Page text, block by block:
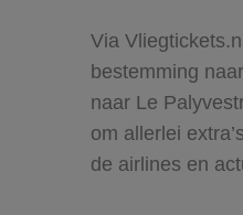
Via
bestemming
naar Le
om allerlei
de airlines en